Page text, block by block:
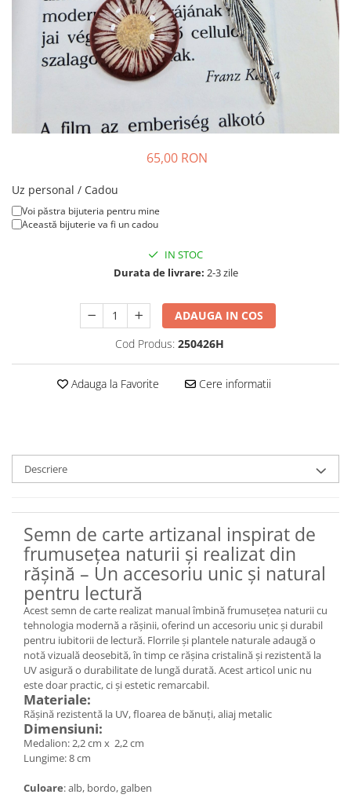
Colier / Pandantiv
Brățară
Bijuterii copii
Colier / Pandantiv
Brățară
Colier / Pandantiv
Cercei
Colier / Pandantiv
Brățară de gleznă
Colier / Pandantiv
Cercei
Mărgele / talisman
Accesorii păr
Bijuterii din Floarea de colț
Colier / Pandantiv
Cercei
Suport bijuterii
Bijuterii cu cristale naturale
Colier / Pandantiv
Cercei
Brățară
Set bijuterii
Colier / Pandantiv
65,00 RON
Uz personal / Cadou
Voi păstra bijuteria pentru mine
Această bijuterie va fi un cadou
IN STOC
Durata de livrare: 2-3 zile
ADAUGA IN COS
Cod Produs: 250426H
Adauga la Favorite Cere informatii
Descriere
Semn de carte artizanal inspirat de
frumusețea naturii și realizat din
rășină – Un accesoriu unic și natural
pentru lectură
Acest semn de carte realizat manual îmbină frumusețea naturii cu
tehnologia modernă a rășinii, oferind un accesoriu unic și durabil
pentru iubitorii de lectură. Florrile și plantele naturale adaugă o
notă vizuală deosebită, în timp ce rășina cristalină și rezistentă la
UV asigură o durabilitate de lungă durată. Acest articol unic nu
este doar practic, ci și estetic remarcabil.
Materiale:
Rășină rezistentă la UV, floarea de bănuți, aliaj metalic
Dimensiuni:
Medalion: 2,2 cm x 2,2 cm
Lungime: 8 cm
Culoare: alb, bordo, galben